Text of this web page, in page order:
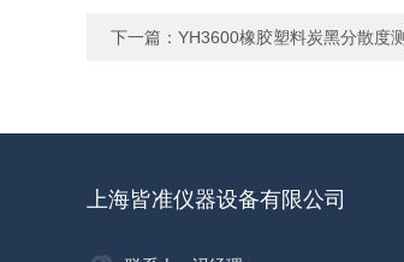
下一篇： YH3600橡胶塑料炭黑分散度
上海皆准仪器设备有限公司